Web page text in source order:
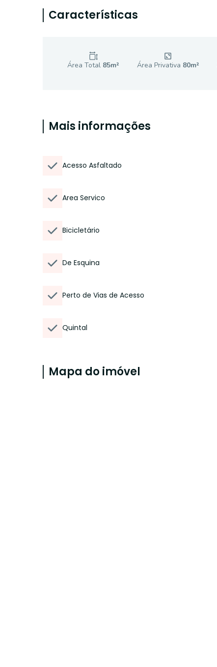
Características
Área Total 85m² Área Privativa 80m²
Mais informações
Acesso Asfaltado
Area Servico
Bicicletário
De Esquina
Perto de Vias de Acesso
Quintal
Mapa do imóvel